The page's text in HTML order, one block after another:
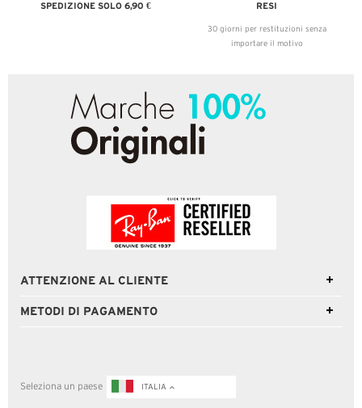
SPEDIZIONE SOLO 6,90 € RESI
30 giorni per restituzioni senza
importare il motivo
ATTENZIONE AL CLIENTE
METODI DI PAGAMENTO
Seleziona un paese ITALIA